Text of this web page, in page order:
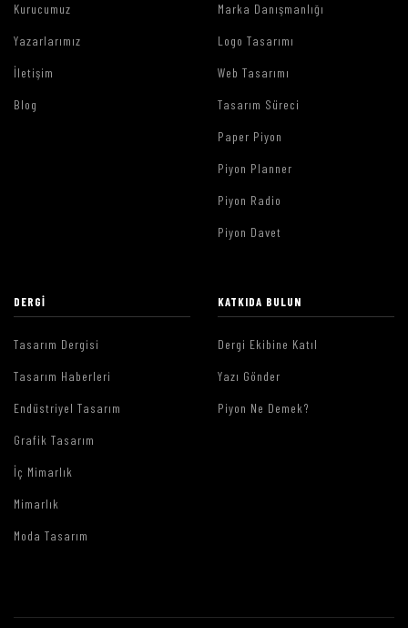
Kurucumuz
Yazarlarımız
İletişim
Blog
Marka Danışmanlığı
Logo Tasarımı
Web Tasarımı
Tasarım Süreci
Paper Piyon
Piyon Planner
Piyon Radio
Piyon Davet
DERGI
Tasarım Dergisi
Tasarım Haberleri
Endüstriyel Tasarım
Grafik Tasarım
İç Mimarlık
Mimarlık
Moda Tasarım
KATKIDA BULUN
Dergi Ekibine Katıl
Yazı Gönder
Piyon Ne Demek?